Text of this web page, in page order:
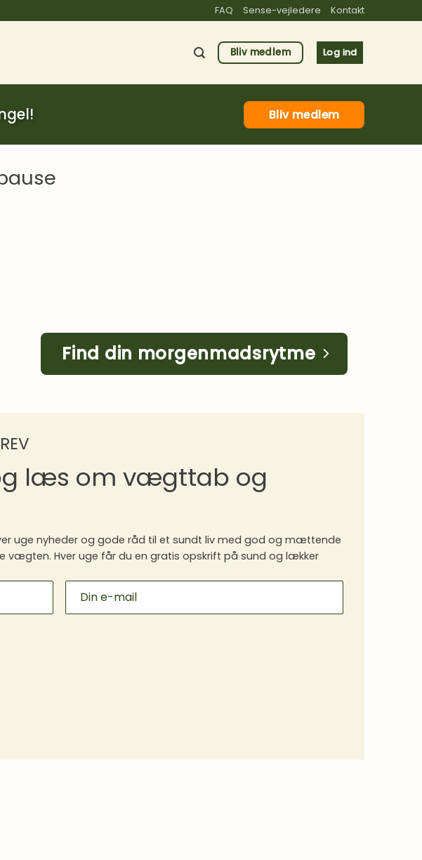
FAQ Sense-vejledere Kontakt
Bliv medlem Log ind
Bliv medlem
Find din morgenmadsrytme
læs om vægttab og
uge nyheder og gode råd til et sundt liv med god og mættende
vægten. Hver uge får du en gratis opskrift på sund og lækker